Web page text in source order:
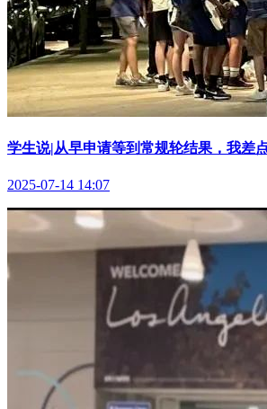
学生说|从早申请等到常规轮结果，我差
2025-07-14 14:07